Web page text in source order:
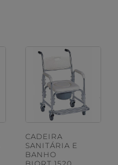
CADEIRA
SANITÁRIA E
BANHO